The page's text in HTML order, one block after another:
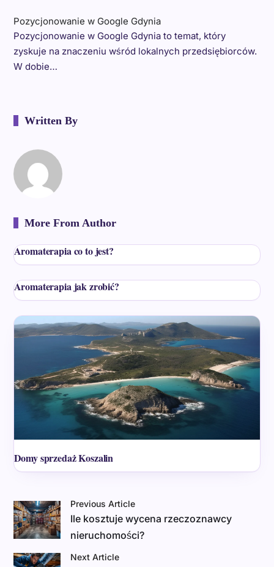
Pozycjonowanie w Google Gdynia
Pozycjonowanie w Google Gdynia to temat, który
zyskuje na znaczeniu wśród lokalnych przedsiębiorców.
W dobie…
Written By
More From Author
Aromaterapia co to jest?
Aromaterapia jak zrobić?
Domy sprzedaż Koszalin
Previous Article
Ile kosztuje wycena rzeczoznawcy
nieruchomości?
Next Article